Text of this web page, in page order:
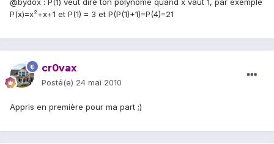
@bydox : P(1) veut dire ton polynome quand x vaut 1, par exemple
P(x)=x²+x+1 et P(1) = 3 et P(P(1)+1)=P(4)=21
cr0vax
Posté(e) 24 mai 2010
Appris en première pour ma part ;)